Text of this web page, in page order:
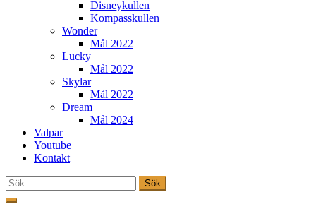
Disneykullen
Kompasskullen
Wonder
Mål 2022
Lucky
Mål 2022
Skylar
Mål 2022
Dream
Mål 2024
Valpar
Youtube
Kontakt
Sök
efter:
Hoppa